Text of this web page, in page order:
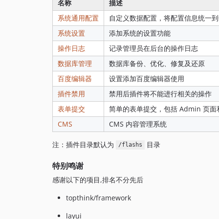
名称
描述
系统通用配置
自定义数据配置，将配置信息统一
系统设置
添加系统的设置功能
操作日志
记录管理员在后台的操作日志
数据库管理
数据库备份、优化、修复及还原
百度编辑器
设置添加百度编辑器使用
插件禁用
禁用后插件将不能进行相关的操作
表单提交
简单的表单提交，包括 Admin 页面
CMS
CMS 内容管理系统
注：插件目录默认为 /flashs 目录
特别鸣谢
感谢以下的项目,排名不分先后
topthink/framework
layui